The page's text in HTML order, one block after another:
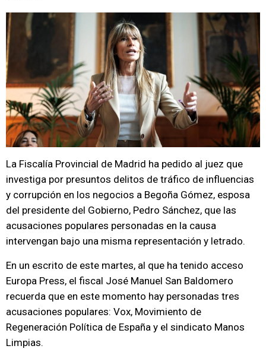
La Fiscalía Provincial de Madrid ha pedido al juez que
investiga por presuntos delitos de tráfico de influencias
y corrupción en los negocios a Begoña Gómez, esposa
del presidente del Gobierno, Pedro Sánchez, que las
acusaciones populares personadas en la causa
intervengan bajo una misma representación y letrado.
En un escrito de este martes, al que ha tenido acceso
Europa Press, el fiscal José Manuel San Baldomero
recuerda que en este momento hay personadas tres
acusaciones populares: Vox, Movimiento de
Regeneración Política de España y el sindicato Manos
Limpias.